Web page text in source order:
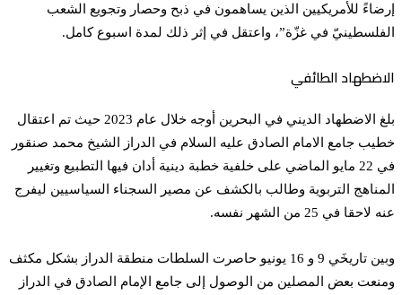
إرضاءً للأمريكيين الذين يساهمون في ذبح وحصار وتجويع الشعب
الفلسطينيّ في غزّة”، واعتقل في إثر ذلك لمدة اسبوع كامل.
الاضطهاد الطائفي
بلغ الاضطهاد الديني في البحرين أوجه خلال عام 2023 حيث تم اعتقال
خطيب جامع الامام الصادق عليه السلام في الدراز الشيخ محمد صنقور
في 22 مايو الماضي على خلفية خطبة دينية أدان فيها التطبيع وتغيير
المناهج التربوية وطالب بالكشف عن مصير السجناء السياسيين ليفرج
عنه لاحقا في 25 من الشهر نفسه.
وبين تاريخَي 9 و 16 يونيو حاصرت السلطات منطقة الدراز بشكل مكثف
ومنعت بعض المصلين من الوصول إلى جامع الإمام الصادق في الدراز